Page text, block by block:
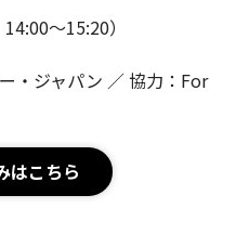
〜15:20）
・ジャパン ／ 協力：For
はこちら